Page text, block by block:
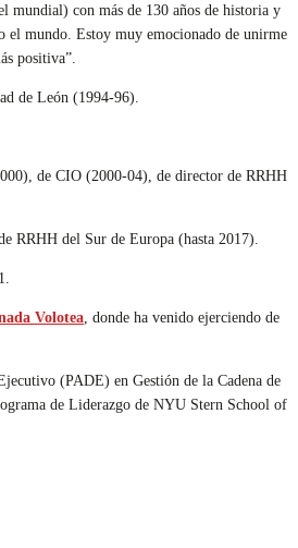
mundial) con más de 130 años de historia y
el mundo. Estoy muy emocionado de unirme
positiva”.
de León (1994-96).
de CIO (2000-04), de director de RRHH
RRHH del Sur de Europa (hasta 2017).
Volotea , donde ha venido ejerciendo de
(PADE) en Gestión de la Cadena de
de Liderazgo de NYU Stern School of